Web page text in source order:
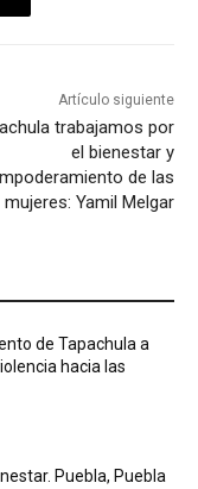
Artículo siguiente
trabajamos por
el bienestar y
de las
mujeres: Yamil Melgar
de Tapachula a
hacia las
Puebla, Puebla